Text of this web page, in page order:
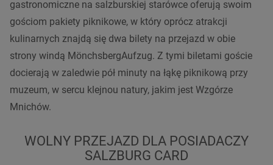
gastronomiczne na salzburskiej starówce oferują swoim
gościom pakiety piknikowe, w który oprócz atrakcji
kulinarnych znajdą się dwa bilety na przejazd w obie
strony windą MönchsbergAufzug. Z tymi biletami goście
docierają w zaledwie pół minuty na łąkę piknikową przy
muzeum, w sercu klejnou natury, jakim jest Wzgórze
Mnichów.
WOLNY PRZEJAZD DLA POSIADACZY
SALZBURG CARD